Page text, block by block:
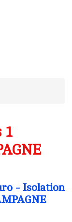
1
- Isolation